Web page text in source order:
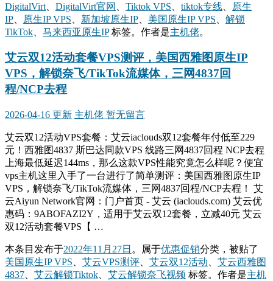
DigitalVirt
DigitalVirt官网 Tiktok VPS tiktok专线
原生
IP
原生IP VPS 新加坡原生IP 美国原生IP VPS
解锁
TikTok
马来西亚原生IP标签。 作者是主机佬。
艾云双12活动套餐VPS测评，美国西雅图原生IP
VPS，解锁奈飞/TikTok流媒体，三网4837回
程/NCP去程
2026-04-16 更新 主机佬 暂无留言
艾云双12活动VPS套餐：艾云iaclouds双12套餐年付低至229
元！西雅图4837 斯巴达同款VPS 线路三网4837回程 NCP去程
上海最低延迟144ms，那么这款VPS性能究竟怎么样呢？便宜
vps主机这里入手了一台进行了简单测评：美国西雅图原生IP
VPS，解锁奈飞/TikTok流媒体，三网4837回程/NCP去程！ 艾
云Aiyun Network官网：门户首页 - 艾云 (iaclouds.com) 艾云优
惠码：9ABOFAZI2Y，适用于艾云双12套餐，立减40元 艾云
双12活动套餐VPS【 …
本条目发布于2022年11月27日 。属于优惠促销分类，被贴了
美国原生IP VPS
艾云VPS测评 艾云双12活动
艾云西雅图
4837
艾云解锁Tiktok 艾云解锁奈飞视频 标签。 作者是主机